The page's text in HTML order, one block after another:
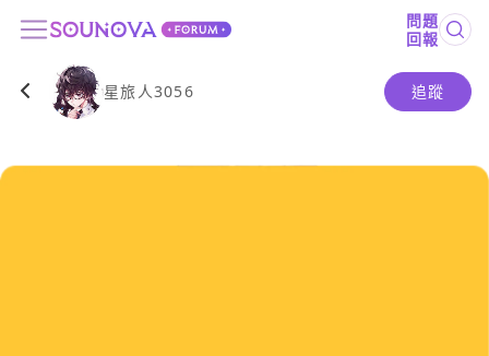
問題
回報
星旅人3056 追蹤